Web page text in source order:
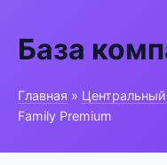
База
Главная »
Family Premium